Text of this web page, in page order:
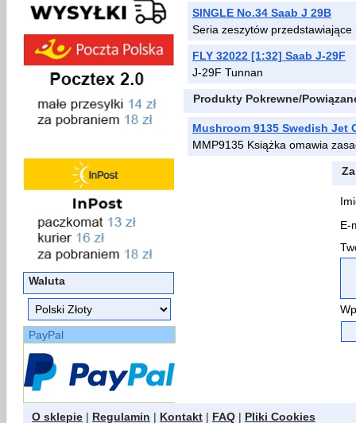
Waluta
PayPal
SINGLE No.34 Saab J 29B
Seria zeszytów
FLY 32022 [1:32] Saab J-29F
J-29F Tunnan
Produkty Pokrewne/
Mushroom 9135 Swedish Jet
MMP9135 Książka omawia
E-
O sklepie | Regulamin | Kontakt | FAQ | Pliki Cookies